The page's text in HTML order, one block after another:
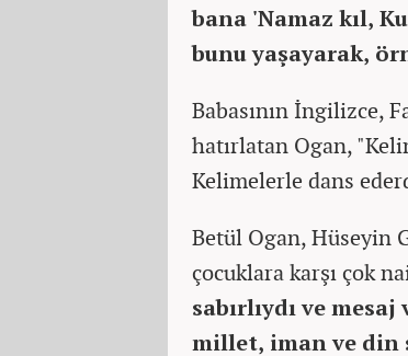
bana 'Namaz kıl,
bunu yaşayarak,
Babasının İngilizce,
hatırlatan Ogan,
Kelimelerle dans
Betül Ogan, Hüseyin
çocuklara karşı çok
sabırlıydı ve
millet, iman ve din